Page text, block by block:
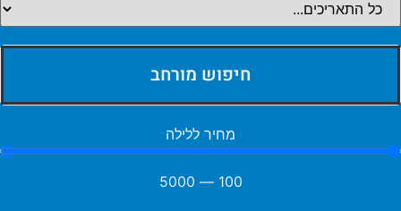
חיפוש מורחב
מחיר ללילה
100
—
5000